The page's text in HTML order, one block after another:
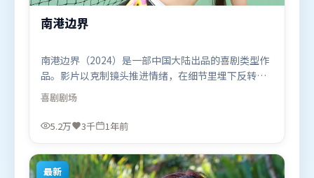
南港边界
南港边界（2024）是一部中国大陆出品的喜剧类型作
品。影片以克制镜头推进情绪，在细节里埋下反转，
直至最后一刻才揭开谜底。高潮段落信息密度高，情
绪释放与主题回扣同时完成。由杜琪峰执导，赵丽
颖、易烊千玺、杨幂，黄政民、艾米莉·布朗特、杨
在部分地区首映上线，适合喜欢喜剧题材的观众观
看。
喜剧剧场
5.2万 3千 1年前
最新